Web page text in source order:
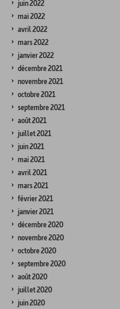
juin 2022
mai 2022
avril 2022
mars 2022
janvier 2022
décembre 2021
novembre 2021
octobre 2021
septembre 2021
août 2021
juillet 2021
juin 2021
mai 2021
avril 2021
mars 2021
février 2021
janvier 2021
décembre 2020
novembre 2020
octobre 2020
septembre 2020
août 2020
juillet 2020
juin 2020